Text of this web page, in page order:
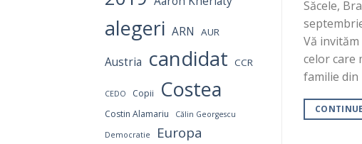
alegeri ARN AUR
Austria candidat CCR
CEDO Copii Costea
Costin Alamariu Călin Georgescu
Democratie Europa
Săcele,
Vă
celor care
familie din